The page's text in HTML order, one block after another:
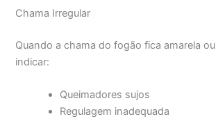
Chama Irregular
Quando a chama do fogão fica amarela ou
indicar:
Queimadores sujos
Regulagem inadequada